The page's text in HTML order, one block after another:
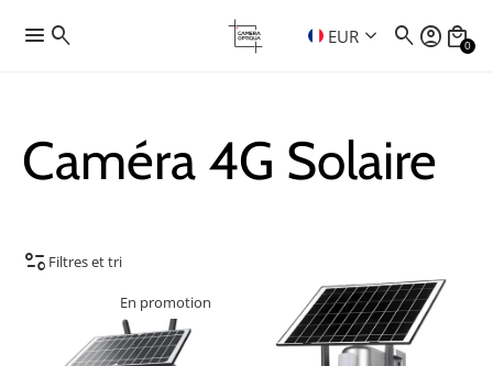
menu search EUR keyboard_arrow_down search account_circle local_mall
0
Caméra 4G Solaire
page_info Filtres et tri
En promotion